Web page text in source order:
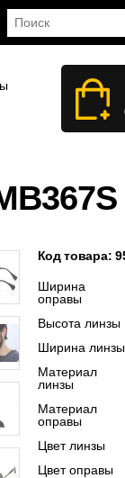
Код товара:
Ширина
оправы
Высота линзы
Ширина линзы
Материал
линзы
Материал
оправы
Цвет линзы
Цвет оправы